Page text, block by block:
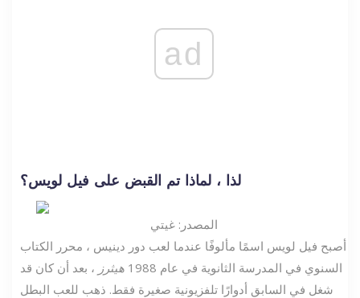
ad
لذا ، لماذا تم القبض على فيل لويس؟
المصدر: غيتي
أصبح فيل لويس اسمًا مألوفًا عندما لعب دور دينيس ، محرر الكتاب
السنوي في المدرسة الثانوية في عام 1988
هيثرز ، بعد أن كان قد
شغل في السابق أدوارًا تلفزيونية صغيرة فقط. ذهب للعب البطل